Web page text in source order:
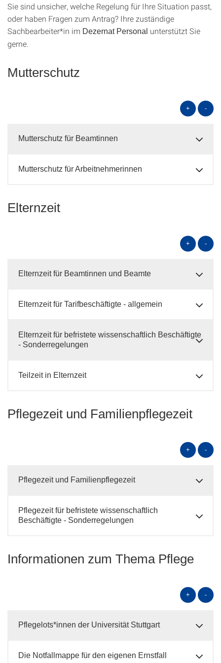
Sie sind unsicher, welche Regelung für Ihre Situation passt,
oder haben Fragen zum Antrag? Ihre zuständige
Sachbearbeiter*in im Dezernat Personal unterstützt Sie
gerne.
Mutterschutz
+ -
Mutterschutz für Beamtinnen
Mutterschutz für Arbeitnehmerinnen
Elternzeit
+ -
Elternzeit für Beamtinnen und Beamte
Elternzeit für Tarifbeschäftigte - allgemein
Elternzeit für befristete wissenschaftlich Beschäftigte
- Sonderregelungen
Teilzeit in Elternzeit
Pflegezeit und Familienpflegezeit
+ -
Pflegezeit und Familienpflegezeit
Pflegezeit für befristete wissenschaftlich
Beschäftigte - Sonderregelungen
Informationen zum Thema Pflege
+ -
Pflegelots*innen der Universität Stuttgart
Die Notfallmappe für den eigenen Ernstfall